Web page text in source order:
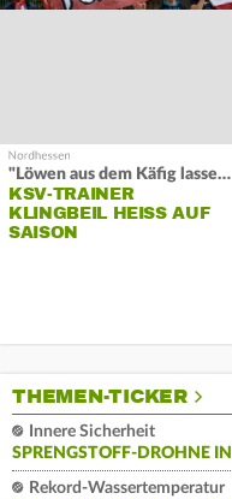
"Löwen aus dem Käfig lassen"
KSV-TRAINER
KLINGBEIL HEISS AUF S
AISON
THEMEN-TICKER
Innere Sicherheit
SPRENGSTOFF-DROHNE
Rekord-Wassertemperatur